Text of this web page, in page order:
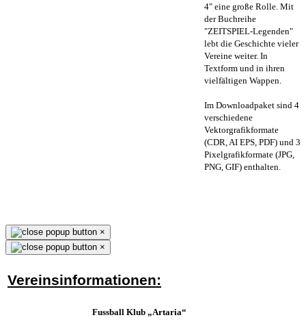
4" eine große Rolle. Mit
der Buchreihe
"ZEITSPIEL-Legenden"
lebt die Geschichte vieler
Vereine weiter. In
Textform und in ihren
vielfältigen Wappen.
Im Downloadpaket sind 4
verschiedene
Vektorgrafikformate
(CDR, AI EPS, PDF) und 3
Pixelgrafikformate (JPG,
PNG, GIF) enthalten.
×
×
Vereinsinformationen:
Fussball Klub „Artaria“